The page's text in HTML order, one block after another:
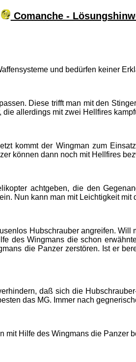
Comanche -
und bedürfen keiner
Diese trifft man mit den
allerdings mit zwei Hellfires
kommt der Wingman zum
können dann noch mit Hellfires
achtgeben, die den
Nun kann man mit Leichtigkeit mit
Hubschrauber angreifen.
des Wingmans die schon
die Panzer zerstören. Ist er
daß sich die
das MG. Immer nach
mit Hilfe des Wingmans die Panzer